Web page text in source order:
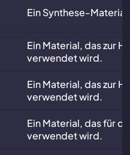
Ein Synthese-Material.
Ein Material, das zur
verwendet wird.
Ein Material, das zur
verwendet wird.
Ein Material, das für
verwendet wird.